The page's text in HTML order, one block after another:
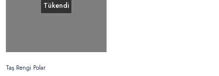
Tükendi
Taş Rengi Polar